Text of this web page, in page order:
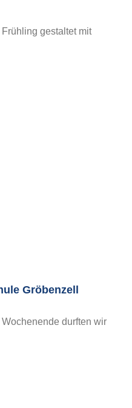
gestaltet mit
Gröbenzell
durften wir